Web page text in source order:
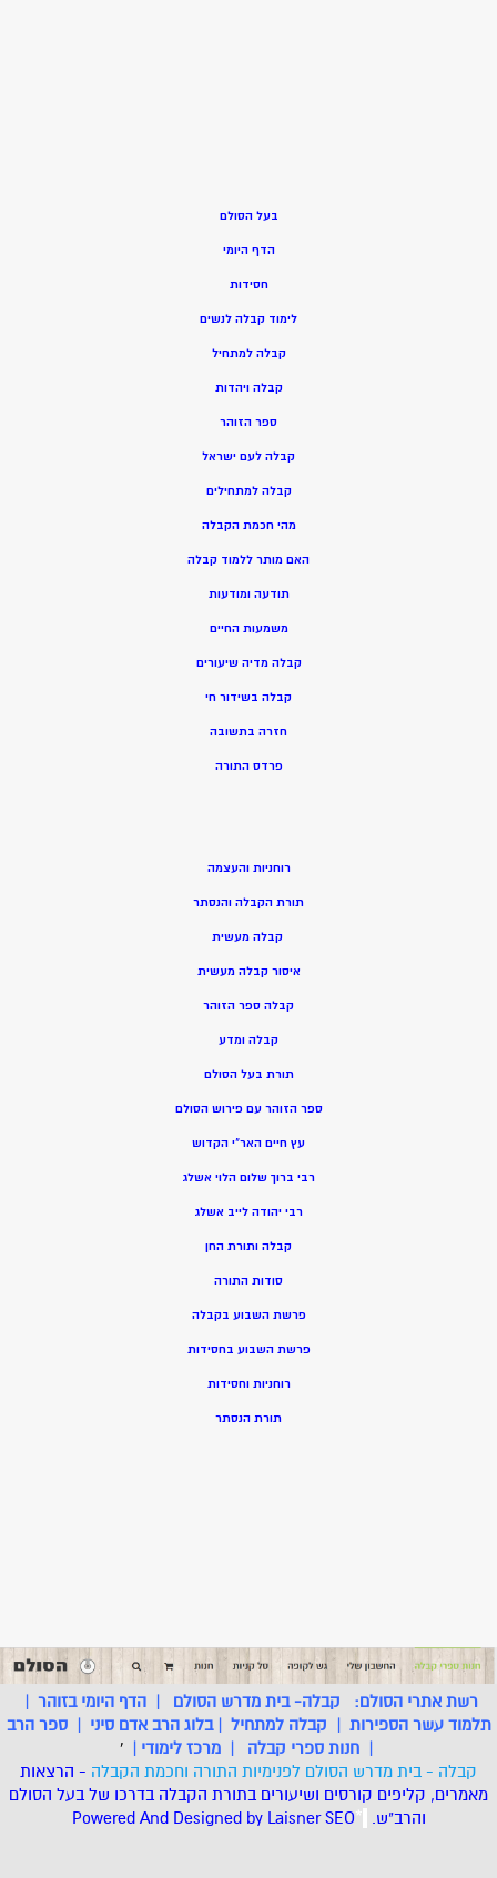
בעל הסולם
הדף היומי
חסידות
לימוד קבלה לנשים
קבלה למתחיל
קבלה ויהדות
ספר הזוהר
קבלה לעם ישראל
קבלה למתחילים
מהי חכמת הקבלה
האם מותר ללמוד קבלה
תודעה ומודעות
משמעות החיים
קבלה מדיה שיעורים
קבלה בשידור חי
חזרה בתשובה
פרדס התורה
רוחניות והעצמה
תורת הקבלה והנסתר
קבלה מעשית
איסור קבלה מעשית
קבלה ספר הזוהר
קבלה ומדע
תורת בעל הסולם
ספר הזוהר עם פירוש הסולם
עץ חיים האר”י הקדוש
רבי ברוך שלום הלוי אשלג
רבי יהודה לייב אשלג
קבלה ותורת החן
סודות התורה
פרשת השבוע בקבלה
פרשת השבוע בחסידות
רוחניות וחסידות
תורת הנסתר
רשת אתרי הסולם: קבלה- בית מדרש הסולם |הדף היומי בזוהר |
תלמוד עשר הספירות | קבלה למתחיל |בלוג הרב אדם סיני |ספר הרב
| חנות ספרי קבלה | מרכז לימודי |
'
קבלה - בית מדרש הסולם לפנימיות התורה וחכמת הקבלה - הרצאות
מאמרים, קליפים קורסים ושיעורים בתורת הקבלה בדרכו של בעל הסולם
והרב"ש.
*
Powered And Designed by LaisnerSEO